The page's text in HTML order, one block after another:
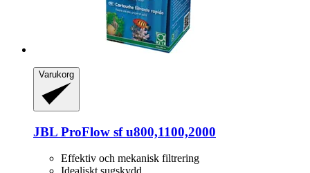
Varukorg
JBL ProFlow sf u800,1100,2000
Effektiv och mekanisk filtrering